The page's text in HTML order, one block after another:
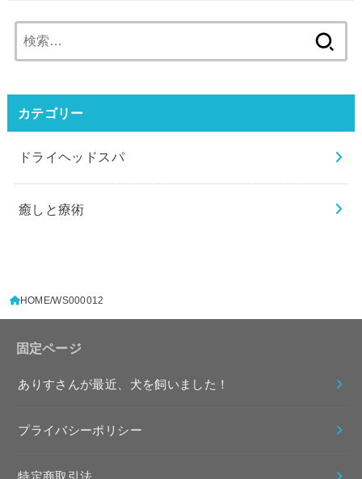
索:
カテゴリー
ドライヘッドスパ
癒しと療術
HOME WS000012
固定ページ
ありすさんが最近、犬を飼いました！
プライバシーポリシー